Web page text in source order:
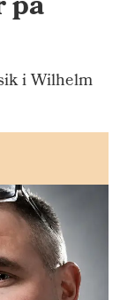
i Wilhelm